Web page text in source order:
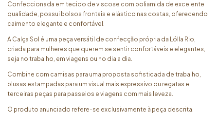
Confeccionada em tecido de viscose com poliamida de excelente
qualidade, possui bolsos frontais e elástico nas costas, oferecendo
caimento elegante e confortável.
A Calça Sol é uma peça versátil de confecção própria da Lólla Rio,
criada para mulheres que querem se sentir confortáveis e elegantes,
seja no trabalho, em viagens ou no dia a dia.
Combine com camisas para uma proposta sofisticada de trabalho,
blusas estampadas para um visual mais expressivo ou regatas e
terceiras peças para passeios e viagens com mais leveza.
O produto anunciado refere-se exclusivamente à peça descrita.